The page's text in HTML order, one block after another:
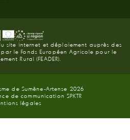
site internet et déploiement auprès des
le Fonds Européen Agricole pour le
Rural (FEADER).
de Sumène-Artense 2026
de communication SPKTR
légales